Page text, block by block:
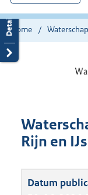
hier:
Home
Rijn en